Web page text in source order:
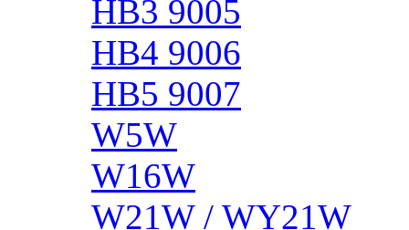
HB3 9005
HB4 9006
HB5 9007
W5W
W16W
W21W / WY21W